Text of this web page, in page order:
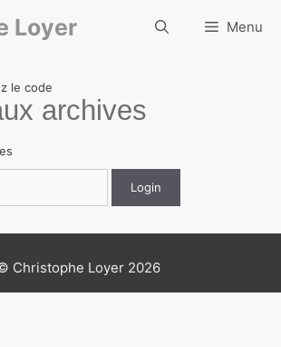
Loyer Menu
le code
archives
Login
Christophe Loyer 2026